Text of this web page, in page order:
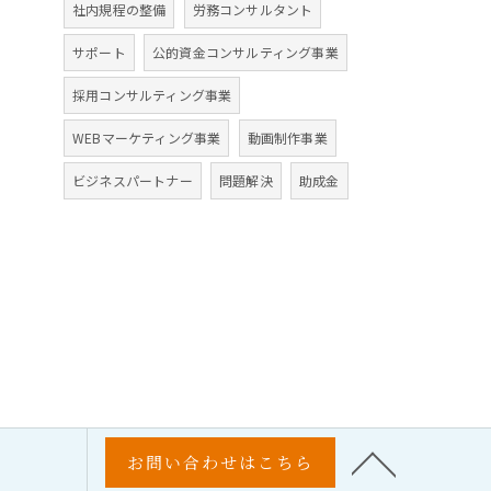
社内規程の整備 労務コンサルタント
サポート 公的資金コンサルティング事業
採用コンサルティング事業
WEBマーケティング事業 動画制作事業
ビジネスパートナー 問題解決 助成金
お問い合わせはこちら